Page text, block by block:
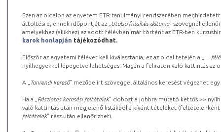
Ezen az oldalon az egyetem ETR tanulmányi rendszerében
áttöltésre, ennek időpontját az „ Utolsó frissítés dátuma” szövegnél
amelyekhez (akikhez) az adott félévben már történt az ETR-ben
karok honlapján tájékozódhat.
Először az egyetemi félévet kell kiválasztania, ez az oldal tetején a „
…
nyílhegyekkel lépegetve lehetséges. Magán a feliraton való kattintás az
A „ Tanrendi kereső” mezőbe írt szöveggel általános keresést végezhet
Ha a „ Részletes keresési feltételek” dobozt a jobbra mutató kettős >>
való kattintás után megjelenő listákból a kívánt tételeket (feltételenként
feltételek” rész után ellenőrizheti.